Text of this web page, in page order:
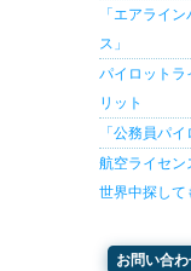
「エアライ
ス」
パイロットラ
リット
「公務員パ
航空ライセン
世界中探して
お問い合